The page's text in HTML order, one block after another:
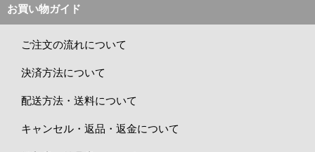
お買い物ガイド
ご注文の流れについて
決済方法について
配送方法・送料について
キャンセル・返品・返金について